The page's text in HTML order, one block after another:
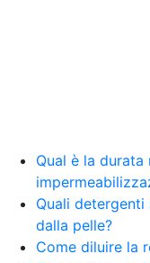
Qual è la
Quali detergenti
dalla pelle?
Come diluire la